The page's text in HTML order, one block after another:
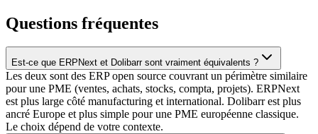
Questions fréquentes
Est-ce que ERPNext et Dolibarr sont vraiment équivalents ?
Les deux sont des ERP open source couvrant un périmètre similaire
pour une PME (ventes, achats, stocks, compta, projets). ERPNext
est plus large côté manufacturing et international. Dolibarr est plus
ancré Europe et plus simple pour une PME européenne classique.
Le choix dépend de votre contexte.